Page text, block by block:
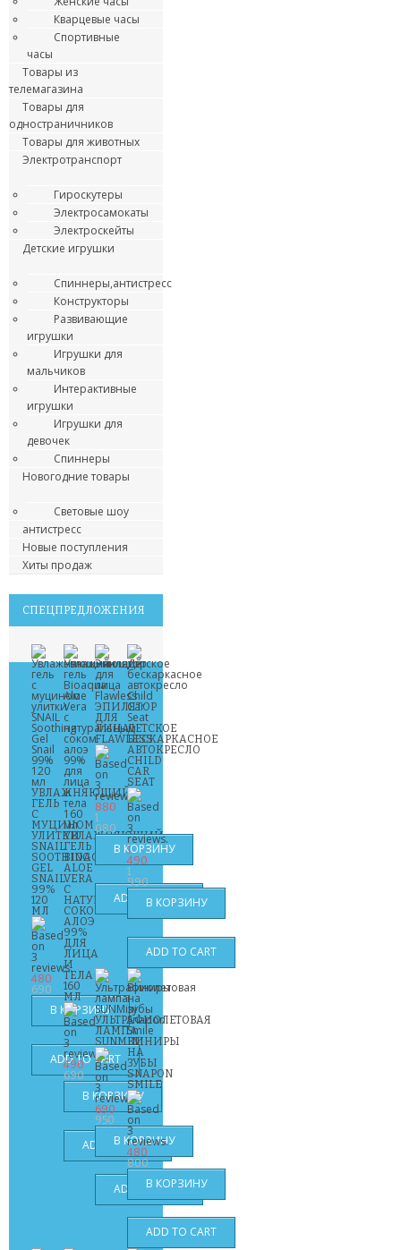
Кварцевые часы
Спортивные
часы
Товары из
телемагазина
Товары для
одностраничников
Товары для животных
Электротранспорт
Гироскутеры
Электросамокаты
Электроскейты
Детские игрушки
Спиннеры,антистресс
Конструкторы
Развивающие
игрушки
Игрушки для
мальчиков
Интерактивные
игрушки
Игрушки для
девочек
Спиннеры
Новогодние товары
Световые шоу
антистресс
Новые поступления
Хиты продаж
СПЕЦПРЕДЛОЖЕНИЯ
УВЛАЖНЯЮЩИЙ
ГЕЛЬ
С
МУЦИНОМ
УЛИТКИ
SNAIL
SOOTHING
GEL
SNAIL
99%
120
МЛ
480
690
УВЛАЖНЯЮЩИЙ
ГЕЛЬ
BIOAQUA
ALOE
VERA
С
НАТУРАЛЬНЫМ
СОКОМ
АЛОЭ
99%
ДЛЯ
ЛИЦА
И
ТЕЛА
160
МЛ
490
690
ЭПИЛЯТОР
ДЛЯ
ЛИЦА
FLAWLESS
880
1
080
ДЕТСКОЕ
БЕСКАРКАСНОЕ
АВТОКРЕСЛО
CHILD
CAR
SEAT
1
490
1
990
УЛЬТРАФИОЛЕТОВАЯ
ЛАМПА
SUNMINI
690
950
ВИНИРЫ
НА
ЗУБЫ
SNAPON
SMILE
480
800